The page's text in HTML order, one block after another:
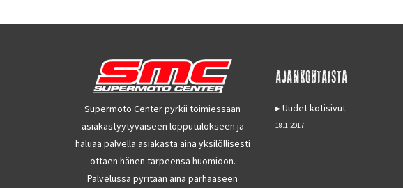
Supermoto Center pyrkii toimiessaan
asiakastyytyväiseen lopputulokseen ja
haluaa palvella asiakasta aina yksilöllisesti
ottaen hänen tarpeensa huomioon.
Palvelussa pyritään aina parhaaseen
AJANKOHTAISTA
Uudet kotisivut
18.1.2017